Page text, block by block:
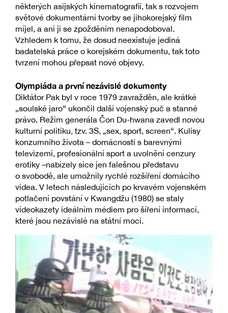
některých asijských kinematografií, tak s rozvojem
světové dokumentární tvorby se jihokorejský film
míjel, a ani ji se zpožděním nenapodoboval.
Vzhledem k tomu, že dosud neexistuje jediná
badatelská práce o korejském dokumentu, tak toto
tvrzení mohou přepsat nové objevy.
Olympiáda a první nezávislé dokumenty
Diktátor Pak byl v roce 1979 zavražděn, ale krátké
„soulské jaro“ ukončil další vojenský puč a stanné
právo. Režim generála Čon Du-hwana zavedl novou
kulturní politiku, tzv. 3S, „sex, sport, screen“. Kulisy
konzumního života – domácnosti s barevnými
televizemi, profesionální sport a uvolnění cenzury
erotiky –nabízely sice jen falešnou představu
o svobodě, ale umožnily rychlé rozšíření domácího
videa. V letech následujících po krvavém vojenském
potlačení povstání v Kwangdžu (1980) se staly
videokazety ideálním médiem pro šíření informací,
které jsou nezávislé na státní moci.